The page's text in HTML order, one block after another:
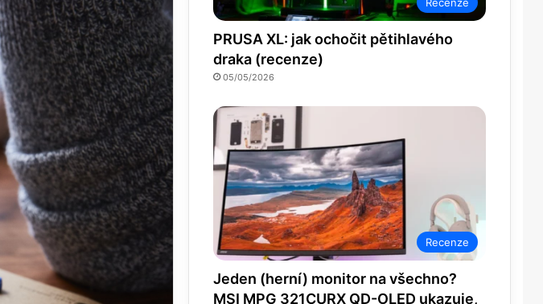
Recenze
PRUSA XL: jak ochočit pětihlavého
draka (recenze)
05/05/2026
Recenze
Jeden (herní) monitor na všechno?
MSI MPG 321CURX QD-OLED ukazuje,